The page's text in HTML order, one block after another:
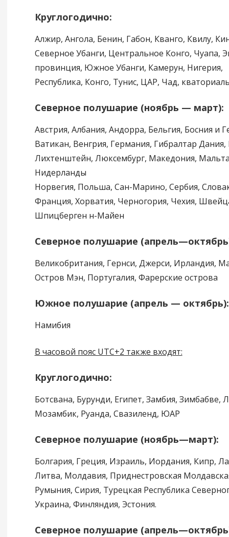
Круглогодично:
Алжир, Ангола, Бенин, Габон, Кванго, Квилу,
Северное Убанги, Центральное Конго, Чуапа,
провинция, Южное Убанги, Камерун, Нигерия,
Республика, Конго, Тунис, ЦАР, Чад,
Северное полушарие (ноябрь — март):
Австрия, Албания, Андорра, Бельгия, Босния и
Ватикан, Венгрия, Германия, Гибралтар
Лихтенштейн, Люксембург, Македония,
Нидерланды
Норвегия, Польша, Сан-Марино, Сербия,
Франция, Хорватия, Черногория, Чехия,
Шпицберген н-Майен
Северное полушарие
Великобритания, Гернси, Джерси, Ирландия,
Остров Мэн, Португалия, Фарерские острова
Южное полушарие (апрель — октябрь):
Намибия
В часовой пояс UTC+2 также входят:
Круглогодично:
Ботсвана, Бурунди, Египет, Замбия, Зимбабве,
Мозамбик, Руанда, Свазиленд, ЮАР
Северное полушарие (ноябрь—март):
Болгария, Греция, Израиль, Иордания, Кипр,
Литва, Молдавия, Приднестровская
Румыния, Сирия, Турецкая Республика
Украина, Финляндия, Эстония.
Северное полушарие